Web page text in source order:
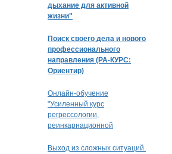
дыхание для активной
жизни"
Поиск своего дела и нового
профессионального
направления (РА-КУРС:
Ориентир)
Онлайн-обучение
"Усиленный курс
регрессологии,
реинкарнационной
Выход из сложных ситуаций.